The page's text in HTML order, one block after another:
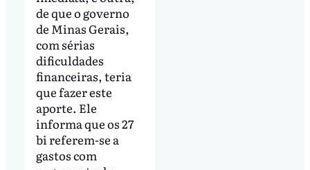
de que o governo
de Minas Gerais,
com sérias
dificuldades
financeiras, teria
que fazer este
aporte. Ele
informa que os 27
bi referem-se a
gastos com